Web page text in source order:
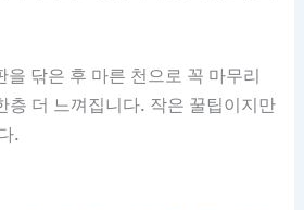
닦은 후 마른 천으로 꼭 마무리
층 더 느껴집니다. 작은 꿀팁이지만
.